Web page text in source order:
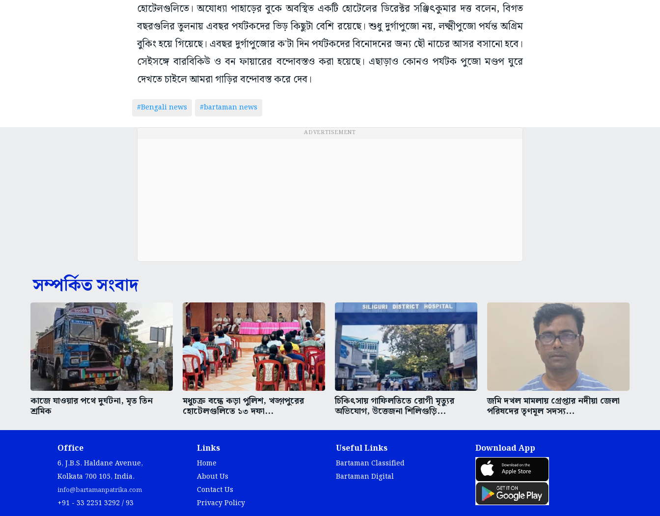
হোটেলগুলিতে। অযোধ্যা পাহাড়ের বুকে অবস্থিত একটি হোটেলের ডিরেক্টর সঞ্জিৎকুমার দত্ত বলেন, বিগত
বছরগুলির তুলনায় এবছর পর্যটকদের ভিড় কিছুটা বেশি রয়েছে। শুধু দুর্গাপুজো নয়, লক্ষ্মীপুজো পর্যন্ত অগ্রিম
বুকিং হয়ে গিয়েছে। এবছর দুর্গাপুজোর ক'টা দিন পর্যটকদের বিনোদনের জন্য ছৌ নাচের আসর বসানো হবে।
সেইসঙ্গে বারবিকিউ ও বন ফায়ারের বন্দোবস্তও করা হয়েছে। এছাড়াও কোনও পর্যটক পুজো মণ্ডপ ঘুরে
দেখতে চাইলে আমরা গাড়ির বন্দোবস্ত করে দেব।
#Bengali news #bartaman news
ADVERTISEMENT
সম্পর্কিত সংবাদ
কাজে যাওয়ার পথে দুর্ঘটনা, মৃত তিন
শ্রমিক
মধুচক্র বন্ধে কড়া পুলিশ, খড়্গপুরের
হোটেলগুলিতে ১৩ দফা...
চিকিৎসায় গাফিলতিতে রোগী মৃত্যুর
অভিযোগ, উত্তেজনা শিলিগুড়ি...
জমি দখল মামলায় গ্রেপ্তার নদীয়া জেলা
পরিষদের তৃণমূল সদস্য...
Office
6, J.B.S. Haldane Avenue,
Kolkata 700 105, India.
info@bartamanpatrika.com
+91 - 33 2251 3292 / 93
Links
Home
About Us
Contact Us
Privacy Policy
Useful Links
Bartaman Classified
Bartaman Digital
Download App